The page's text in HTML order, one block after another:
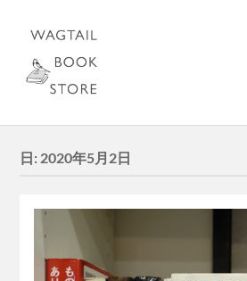
日: 2020年5月2日